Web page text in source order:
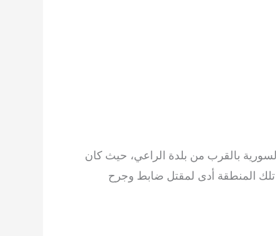
بالقرب من بلدة الراعي، حيث كان
المنطقة أدى لمقتل ضابط وجرح